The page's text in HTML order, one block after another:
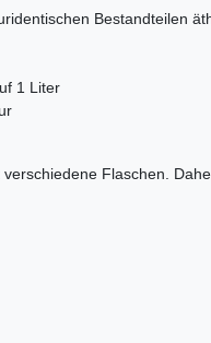
Bestandteilen
1 Liter
Flaschen.